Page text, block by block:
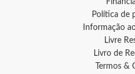
Política de
Informação
Livre
Livro de
Termos &